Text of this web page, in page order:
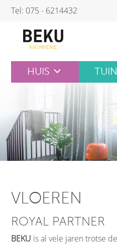
Skip
content
Tel: 075 - 6214432
HUIS TUIN
VLOEREN
ROYAL PARTNER
BEKU is al vele jaren trotse